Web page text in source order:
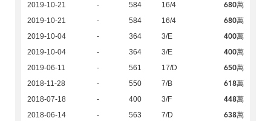
2019-10-21 - 584 16/4 680萬
2019-10-21 - 584 16/4 680萬
2019-10-04 - 364 3/E 400萬
2019-10-04 - 364 3/E 400萬
2019-06-11 - 561 17/D 650萬
2018-11-28 - 550 7/B 618萬
2018-07-18 - 400 3/F 448萬
2018-06-14 - 563 7/D 638萬